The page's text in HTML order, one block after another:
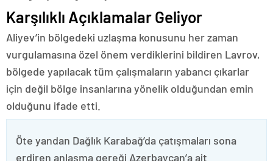
Karşılıklı Açıklamalar Geliyor
Aliyev’in bölgedeki uzlaşma konusunu her zaman
vurgulamasına özel önem verdiklerini bildiren Lavrov,
bölgede yapılacak tüm çalışmaların yabancı çıkarlar
için değil bölge insanlarına yönelik olduğundan emin
olduğunu ifade etti.
Öte yandan Dağlık Karabağ’da çatışmaları sona
erdiren anlaşma gereği Azerbaycan’a ait